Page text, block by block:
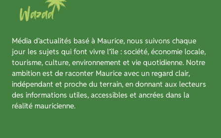
Média d’actualités basé à Maurice, nous suivons chaque
jour les sujets qui font vivre l’île : société, économie locale,
tourisme, culture, environnement et vie quotidienne. Notre
ambition est de raconter Maurice avec un regard clair,
indépendant et proche du terrain, en donnant aux lecteurs
des informations utiles, accessibles et ancrées dans la
réalité mauricienne.